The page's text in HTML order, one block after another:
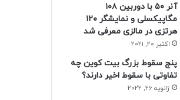
آنر ۵۰ با دوربین ۱۰۸
مگاپیکسلی و نمایشگر ۱۲۰
هرتزی در مالزی معرفی شد
اکتبر 20, 2021
پنج سقوط بزرگ بیت کوین چه
تفاوتی با سقوط اخیر دارند؟
ژانویه 26, 2022